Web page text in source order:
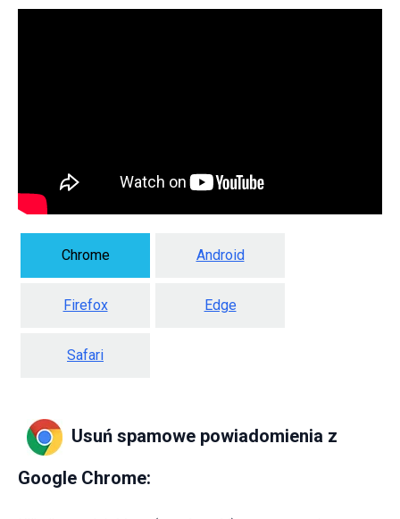
Chrome Android
Firefox Edge
Safari
Usuń spamowe powiadomienia z
Google Chrome: